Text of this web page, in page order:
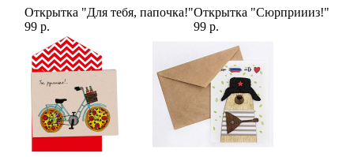
Открытка "Для тебя, папочка!"
99 р.
Открытка "Сюрприииз!"
99 р.